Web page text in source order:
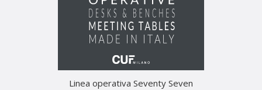
Linea operativa Seventy Seven